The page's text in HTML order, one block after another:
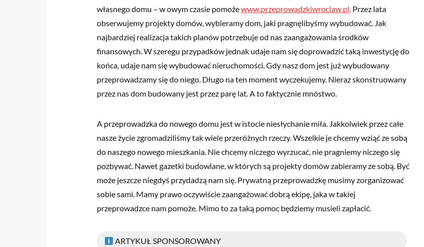
własnego domu – w owym czasie pomożewww.przeprowadzkiwroclaw.pl. Przez lata
obserwujemy projekty domów, wybieramy dom, jaki pragnęlibyśmy wybudować. Jak
najbardziej realizacja takich planów potrzebuje od nas zaangażowania środków
finansowych. W szeregu przypadków jednak udaje nam się doprowadzić taką inwestycję do
końca, udaje nam się wybudować nieruchomości. Gdy nasz dom jest już wybudowany
przeprowadzamy się do niego. Długo na ten moment wyczekujemy. Nieraz skonstruowany
przez nas dom budowany jest przez parę lat. A to faktycznie mnóstwo.
A przeprowadzka do nowego domu jest w istocie niesłychanie miła. Jakkolwiek przez całe
nasze życie zgromadziliśmy tak wiele przeróżnych rzeczy. Wszelkie je chcemy wziąć ze sobą
do naszego nowego mieszkania. Nie chcemy niczego wyrzucać, nie pragniemy niczego się
pozbywać. Nawet gazetki budowlane, w których są projekty domów zabieramy ze sobą. Być
może jeszcze niegdyś przydadzą nam się. Prywatną przeprowadzkę musimy zorganizować
sobie sami. Mamy prawo oczywiście zaangażować dobrą ekipę, jaka w takiej
przeprowadzce nam pomoże. Mimo to za taką pomoc będziemy musieli zapłacić.
ARTYKUŁ SPONSOROWANY